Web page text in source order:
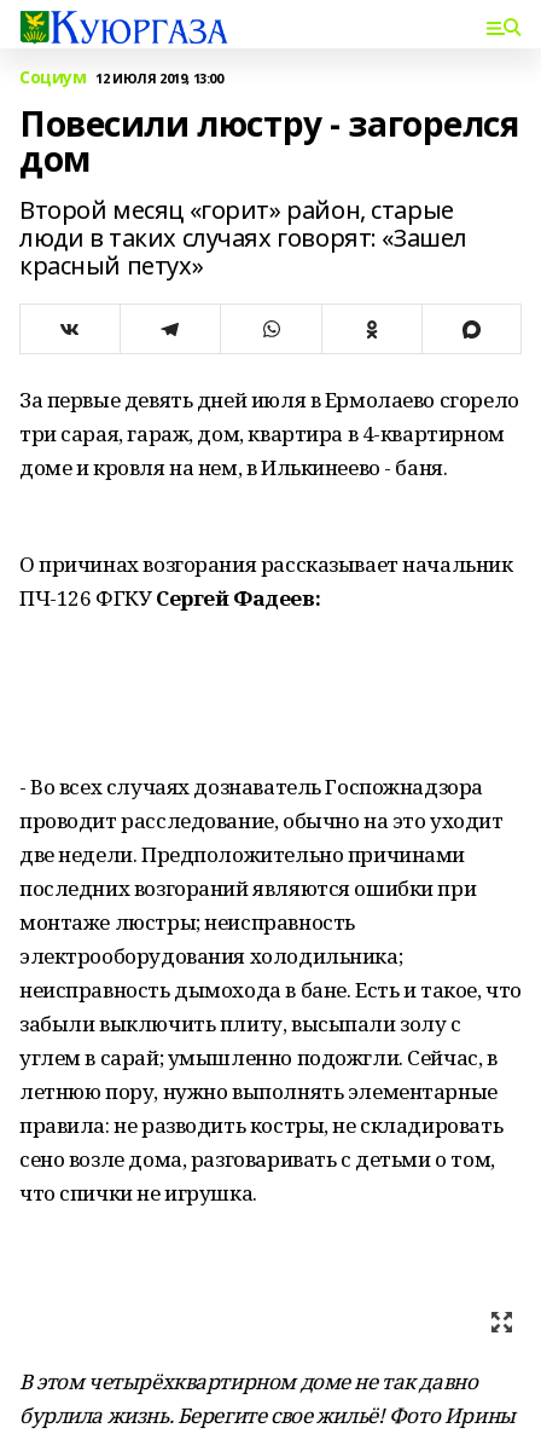
Социум 12 ИЮЛЯ 2019, 13:00
Повесили люстру - загорелся
дом
Второй месяц «горит» район, старые
люди в таких случаях говорят: «Зашел
красный петух»
За первые девять дней июля в Ермолаево сгорело
три сарая, гараж, дом, квартира в 4-квартирном
доме и кровля на нем, в Илькинеево - баня.
О причинах возгорания рассказывает начальник
ПЧ-126 ФГКУСергей Фадеев:
- Во всех случаях дознаватель Госпожнадзора
проводит расследование, обычно на это уходит
две недели. Предположительно причинами
последних возгораний являются ошибки при
монтаже люстры; неисправность
электрооборудования холодильника;
неисправность дымохода в бане. Есть и такое, что
забыли выключить плиту, высыпали золу с
углем в сарай; умышленно подожгли. Сейчас, в
летнюю пору, нужно выполнять элементарные
правила: не разводить костры, не складировать
сено возле дома, разговаривать с детьми о том,
что спички не игрушка.
В этом четырёхквартирном доме не так давно
бурлила жизнь. Берегите свое жильё! Фото Ирины